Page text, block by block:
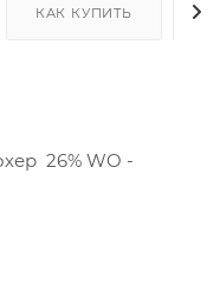
КАК КУПИТЬ
26% WO -